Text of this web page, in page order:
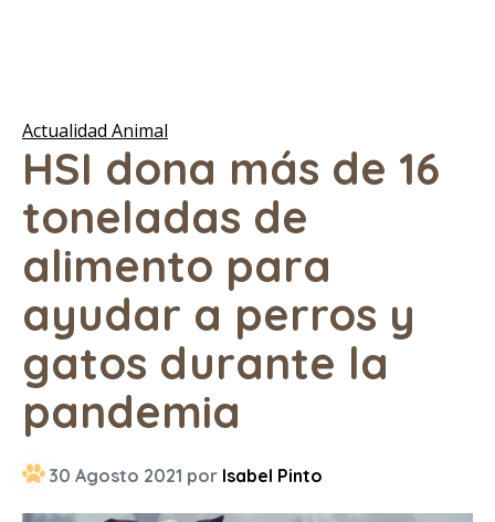
Actualidad Animal
HSI dona más de 16
toneladas de
alimento para
ayudar a perros y
gatos durante la
pandemia
30 Agosto 2021 por Isabel Pinto